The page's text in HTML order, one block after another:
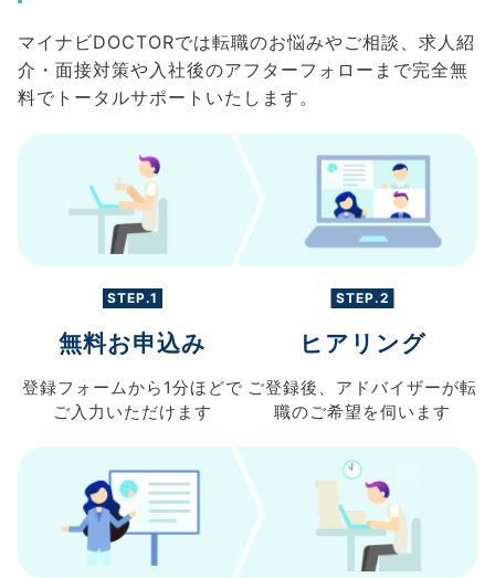
マイナビDOCTORでは転職のお悩みやご相談、求人紹
介・面接対策や入社後のアフターフォローまで完全無
料でトータルサポートいたします。
STEP.1
無料お申込み
登録フォームから 1分ほどで
ご入力 いただけます
STEP.2
ヒアリング
ご登録後、 アドバイザーが転
職のご希望を伺います